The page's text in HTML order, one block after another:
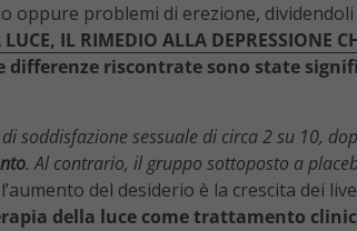
oppure problemi di erezione,
IL RIMEDIO ALLA DEPRESSIONE
differenze riscontrate sono state
soddisfazione sessuale di circa 2 su 10,
. Al contrario, il gruppo sottoposto a
del desiderio è la crescita dei
della luce come trattamento